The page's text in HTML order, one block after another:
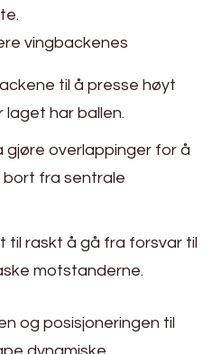
vingbackenes
til å presse høyt
har ballen.
gjøre overlappinger for å
fra sentrale
til raskt å gå fra forsvar til
motstanderne.
og posisjoneringen til
dynamiske